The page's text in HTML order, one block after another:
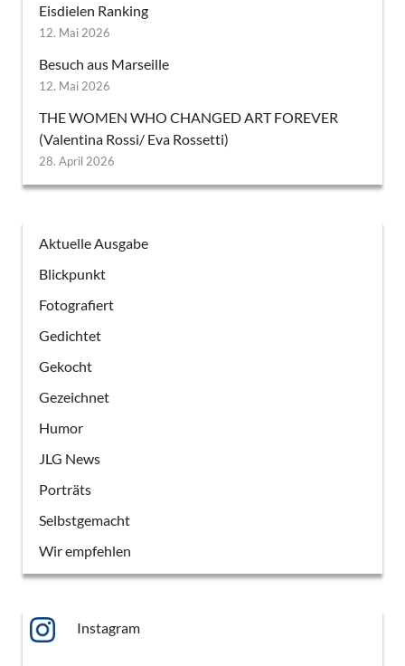
Eisdielen Ranking
12. Mai 2026
Besuch aus Marseille
12. Mai 2026
THE WOMEN WHO CHANGED ART FOREVER
(Valentina Rossi/ Eva Rossetti)
28. April 2026
Aktuelle Ausgabe
Blickpunkt
Fotografiert
Gedichtet
Gekocht
Gezeichnet
Humor
JLG News
Porträts
Selbstgemacht
Wir empfehlen
Instagram